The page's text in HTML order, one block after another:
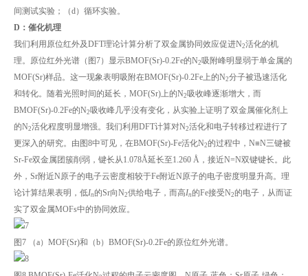
间测试实验；（d）循环实验。
D：催化机理
我们利用原位红外及DFT理论计算分析了双金属协同效应促进N2活化的机
理。原位红外光谱（图7）显示BMOF(Sr)-0.2Fe的N2吸附峰明显弱于单金属的
MOF(Sr)样品。这一现象表明吸附在BMOF(Sr)-0.2Fe上的N2分子被迅速活化
和转化。随着光照时间的延长，MOF(Sr)上的N2吸收峰逐渐增大，而
BMOF(Sr)-0.2Fe的N2吸收峰几乎没有变化，从实验上证明了双金属催化剂上
的N2活化程度明显增强。我们利用DFT计算对N2活化和电子转移过程进行了
更深入的研究。由图8中可见，在BMOF(Sr)-Fe活化N2的过程中，N≡N三键被
Sr-Fe双金属团簇削弱，键长从1.078Å延长至1.260 Å，接近N=N双键键长。此
外，Sr附近N原子的电子云密度相较于Fe附近N原子的电子密度明显升高。理
论计算结果表明，低In的Sr向N2供给电子，而高In的Fe接受N2的电子，从而证
实了双金属MOFs中的协同效应。
图7 （a）MOF(Sr)和（b）BMOF(Sr)-0.2Fe的原位红外光谱。